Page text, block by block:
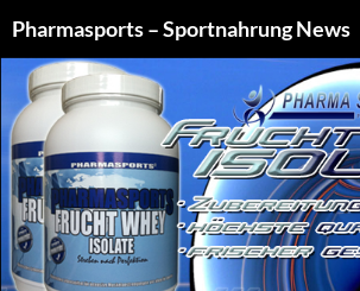
Inhalt
springen
Pharmasports – Sportnahrung News